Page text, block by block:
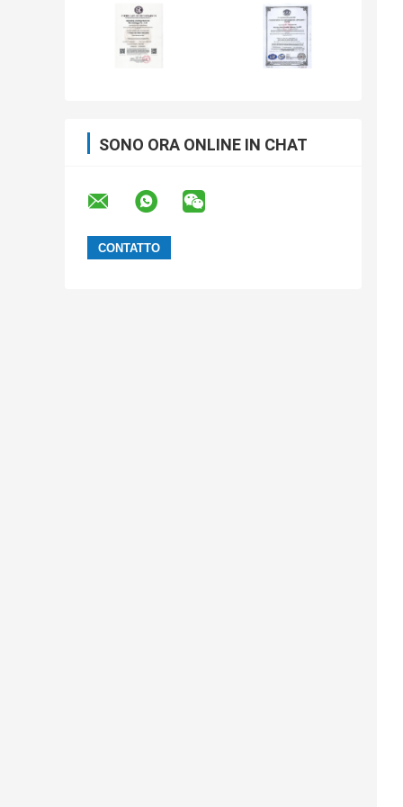
SONO ORA ONLINE IN CHAT